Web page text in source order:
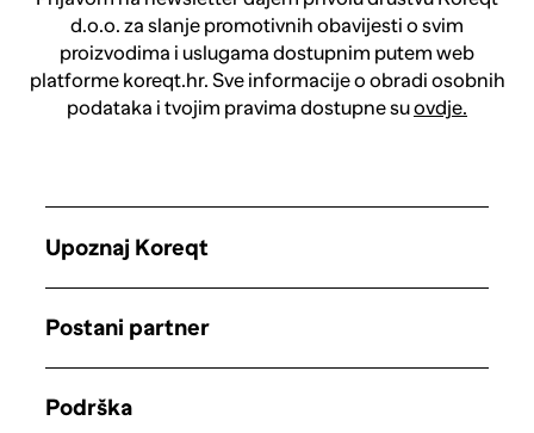
d.o.o. za slanje promotivnih obavijesti o svim
proizvodima i uslugama dostupnim putem web
platforme koreqt.hr. Sve informacije o obradi osobnih
podataka i tvojim pravima dostupne suovdje.
Upoznaj Koreqt
Postani partner
Podrška